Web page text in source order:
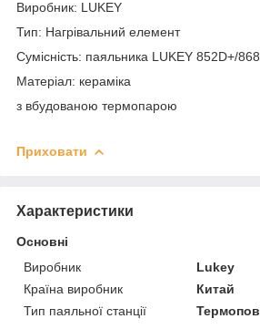
Виробник: LUKEY
Тип: Нагрівальний елемент
Сумісність: паяльника LUKEY 852D+/
Матеріал: кераміка
з вбудованою термопарою
Приховати
Характеристики
Основні
Виробник
Lukey
Країна виробник
Китай
Тип паяльної станції